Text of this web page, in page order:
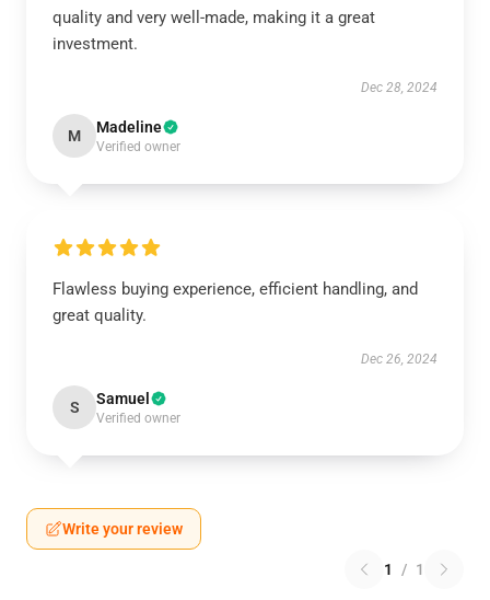
quality and very well-made, making it a great
investment.
Dec 28, 2024
M Madeline
Verified owner
Flawless buying experience, efficient handling, and
great quality.
Dec 26, 2024
S Samuel
Verified owner
Write your review
1 / 1